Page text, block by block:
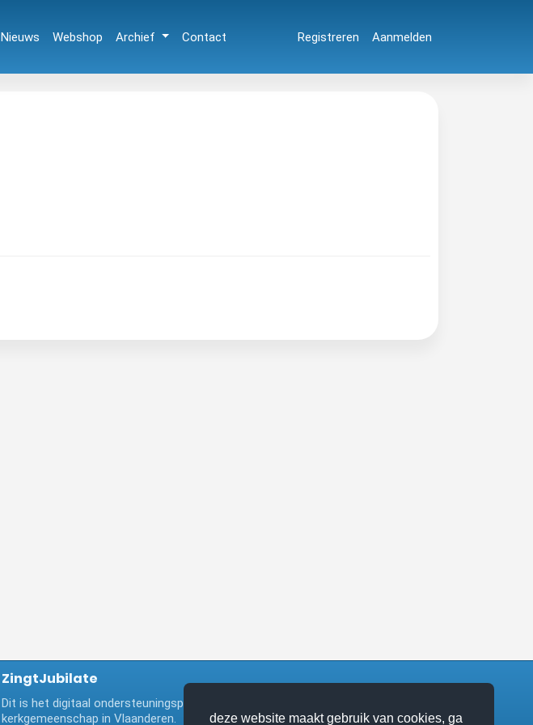
Nieuws Webshop Archief Contact Registreren Aanmelden
ZingtJubilate
Dit is het digitaal ondersteuningsplatform bij het zangboek van de katholieke
kerkgemeenschap in Vlaanderen.
deze website maakt gebruik van cookies, ga